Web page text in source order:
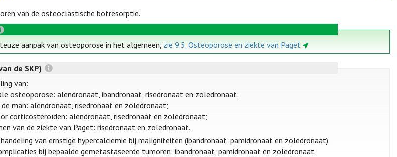
van de osteoclastische botresorptie.
aanpak van osteoporose in het algemeen, zie 9.5. Osteoporose en ziekte van Paget
de SKP)
van:
osteoporose: alendronaat, ibandronaat, risedronaat en zoledronaat;
man: alendronaat, risedronaat en zoledronaat;
corticosteroïden: alendronaat, risedronaat en zoledronaat;
van de ziekte van Paget: risedronaat en zoledronaat.
van ernstige hypercalciëmie bij maligniteiten (ibandronaat, pamidronaat en zoledronaat).
bij bepaalde gemetastaseerde tumoren: ibandronaat, pamidronaat en zoledronaat.